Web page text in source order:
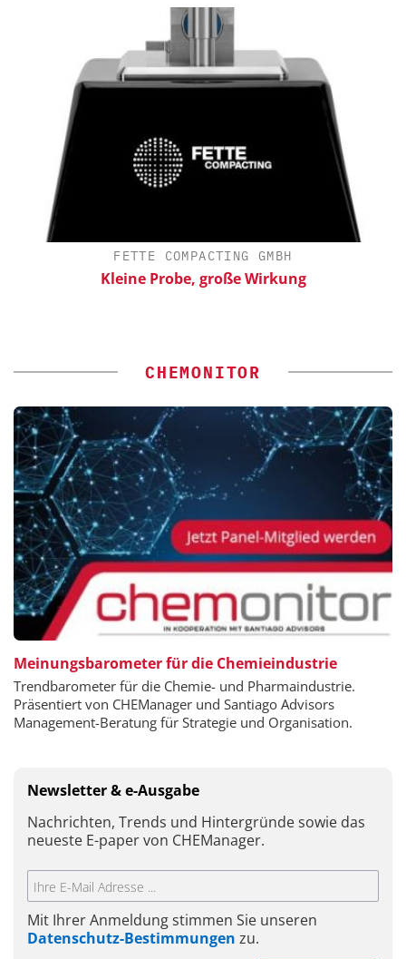
FETTE COMPACTING GMBH
Kleine Probe, große Wirkung
CHEMONITOR
Meinungsbarometer für die Chemieindustrie
Trendbarometer für die Chemie- und Pharmaindustrie.
Präsentiert von CHEManager und Santiago Advisors
Management-Beratung für Strategie und Organisation.
Newsletter & e-Ausgabe
Nachrichten, Trends und Hintergründe sowie das
neueste E-paper von CHEManager.
Mit Ihrer Anmeldung stimmen Sie unseren
Datenschutz-Bestimmungen zu.